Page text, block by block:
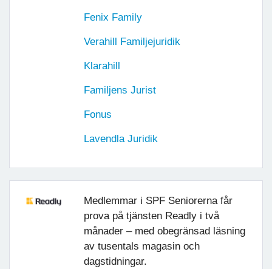
Fenix Family
Verahill Familjejuridik
Klarahill
Familjens Jurist
Fonus
Lavendla Juridik
Medlemmar i SPF Seniorerna får
prova på tjänsten Readly i två
månader – med obegränsad läsning
av tusentals magasin och
dagstidningar.